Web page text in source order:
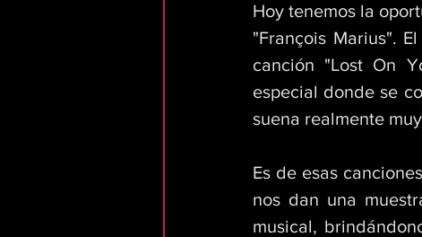
Hoy tenemos la
"François Marius".
canción "Lost On
especial donde se
suena realmente
Es de esas
nos dan una
musical,